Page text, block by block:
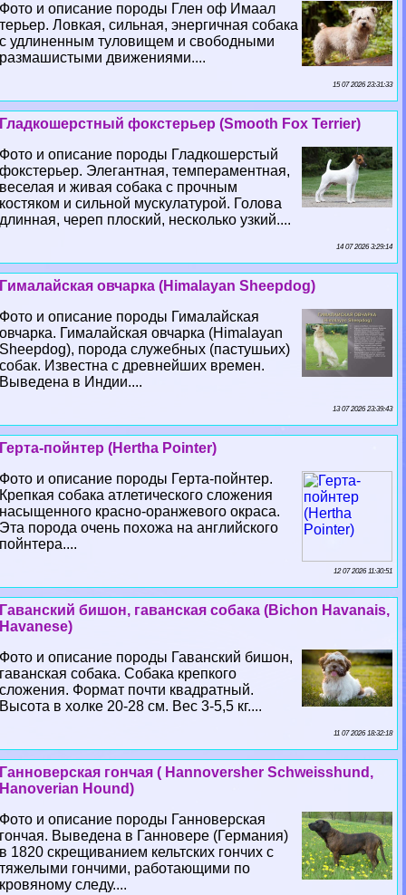
Фото и описание породы Глен оф Имаал
терьер. Ловкая, сильная, энергичная собака
с удлиненным туловищем и свободными
размашистыми движениями....
15 07 2026 23:31:33
Гладкошерстный фокстерьер (Smooth Fox Terrier)
Фото и описание породы Гладкошерстый
фокстерьер. Элегантная, темпераментная,
веселая и живая собака с прочным
костяком и сильной мускулатурой. Голова
длинная, череп плоский, несколько узкий....
14 07 2026 3:29:14
Гималайская овчарка (Himalayan Sheepdog)
Фото и описание породы Гималайская
овчарка. Гималайская овчарка (Himalayan
Sheepdog), порода служебных (пастушьих)
собак. Известна с древнейших времен.
Выведена в Индии....
13 07 2026 23:39:43
Герта-пойнтер (Hertha Pointer)
Фото и описание породы Герта-пойнтер.
Крепкая собака атлетического сложения
насыщенного красно-оранжевого окраса.
Эта порода очень похожа на английского
пойнтера....
12 07 2026 11:30:51
Гаванский бишон, гаванская собака (Bichon Havanais,
Havanese)
Фото и описание породы Гаванский бишон,
гаванская собака. Собака крепкого
сложения. Формат почти квадратный.
Высота в холке 20-28 см. Вес 3-5,5 кг....
11 07 2026 18:32:18
Ганноверская гончая ( Hannoversher Schweisshund,
Hanoverian Hound)
Фото и описание породы Ганноверская
гончая. Выведена в Ганновере (Германия)
в 1820 скрещиванием кельтских гончих с
тяжелыми гончими, работающими по
кровяному следу....